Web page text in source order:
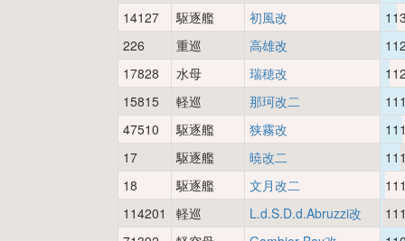
14127
駆逐艦 初風改
226
重巡 高雄改
17828
水母 瑞穂改
15815
軽巡 那珂改二
47510
駆逐艦 狭霧改
17
駆逐艦 暁改二
18
駆逐艦 文月改二
114201
軽巡 L.d.S.D.d.Abruzzi改